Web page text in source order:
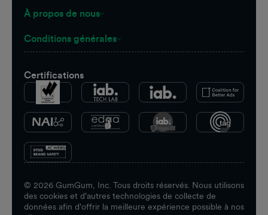
À propos de nous
Conditions générales
Certifications
© 2026 GumGum, Inc. Tous droits réservés. Nous utilisons
des cookies et d'autres technologies de collecte de
données afin d'offrir la meilleure expérience possible à nos